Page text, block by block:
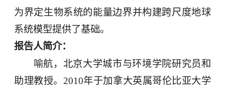
为界定生物系统的能量边界并构建跨尺度地球
系统模型提供了基础。
报告人简介：
喻航，北京大学城市与环境学院研究员和
助理教授。 2010年于加拿大英属哥伦比亚大学